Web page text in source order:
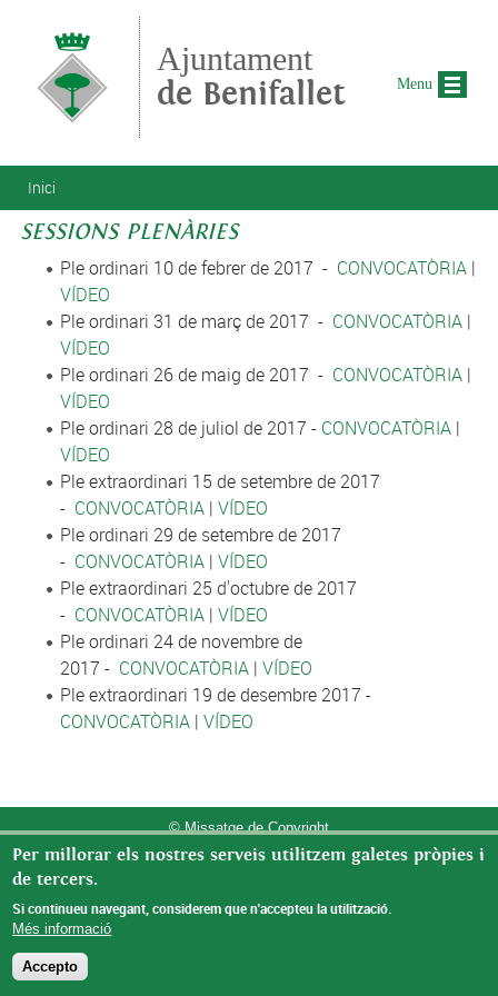
Ajuntament
de Benifallet
Esteu aquí
Inici
SESSIONS PLENÀRIES
Ple ordinari 10 de febrer de 2017 - CONVOCATÒRIA|
VÍDEO
Ple ordinari 31 de març de 2017 - CONVOCATÒRIA|
VÍDEO
Ple ordinari 26 de maig de 2017 - CONVOCATÒRIA|
VÍDEO
Ple ordinari 28 de juliol de 2017 - CONVOCATÒRIA|
VÍDEO
Ple extraordinari 15 de setembre de 2017
- CONVOCATÒRIA| VÍDEO
Ple ordinari 29 de setembre de 2017
- CONVOCATÒRIA| VÍDEO
Ple extraordinari 25 d'octubre de 2017
- CONVOCATÒRIA| VÍDEO
Ple ordinari 24 de novembre de
2017 - CONVOCATÒRIA| VÍDEO
Ple extraordinari 19 de desembre 2017 -
CONVOCATÒRIA| VÍDEO
© Missatge de Copyright
Menu
Per millorar els nostres serveis utilitzem galetes pròpies i
de tercers.
Si continueu navegant, considerem que n'accepteu la utilització.
Més informació
Accepto